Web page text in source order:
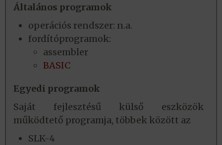
Általános programok
operációs rendszer: n.a.
fordítóprogramok:
assembler
BASIC
Egyedi programok
Saját fejlesztésű külső eszközök
működtető programja, többek között az
SLK-4